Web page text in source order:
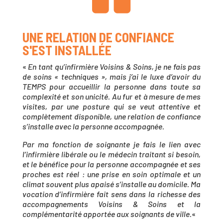
UNE RELATION DE CONFIANCE
S'EST INSTALLÉE
« En tant qu’infirmière Voisins & Soins, je ne fais pas
de soins « techniques », mais j’ai le luxe d’avoir du
TEMPS pour accueillir la personne dans toute sa
complexité et son unicité. Au fur et à mesure de mes
visites, par une posture qui se veut attentive et
complètement disponible, une relation de confiance
s’installe avec la personne accompagnée.
Par ma fonction de soignante je fais le lien avec
l’infirmière libérale ou le médecin traitant si besoin,
et le bénéfice pour la personne accompagnée et ses
proches est réel : une prise en soin optimale et un
climat souvent plus apaisé s’installe au domicile. Ma
vocation d’infirmière fait sens dans la richesse des
accompagnements Voisins & Soins et la
complémentarité apportée aux soignants de ville.«